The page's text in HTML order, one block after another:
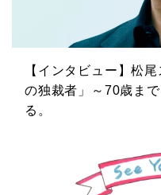
【インタビュー】松
の独裁者」～70歳ま
る。